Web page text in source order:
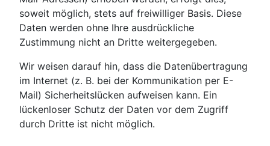
soweit möglich, stets auf freiwilliger Basis. Diese
Daten werden ohne Ihre ausdrückliche
Zustimmung nicht an Dritte weitergegeben.
Wir weisen darauf hin, dass die Datenübertragung
im Internet (z. B. bei der Kommunikation per E-
Mail) Sicherheitslücken aufweisen kann. Ein
lückenloser Schutz der Daten vor dem Zugriff
durch Dritte ist nicht möglich.